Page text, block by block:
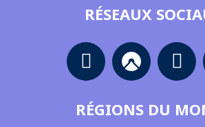
RÉSEAUX
RÉGIONS DU